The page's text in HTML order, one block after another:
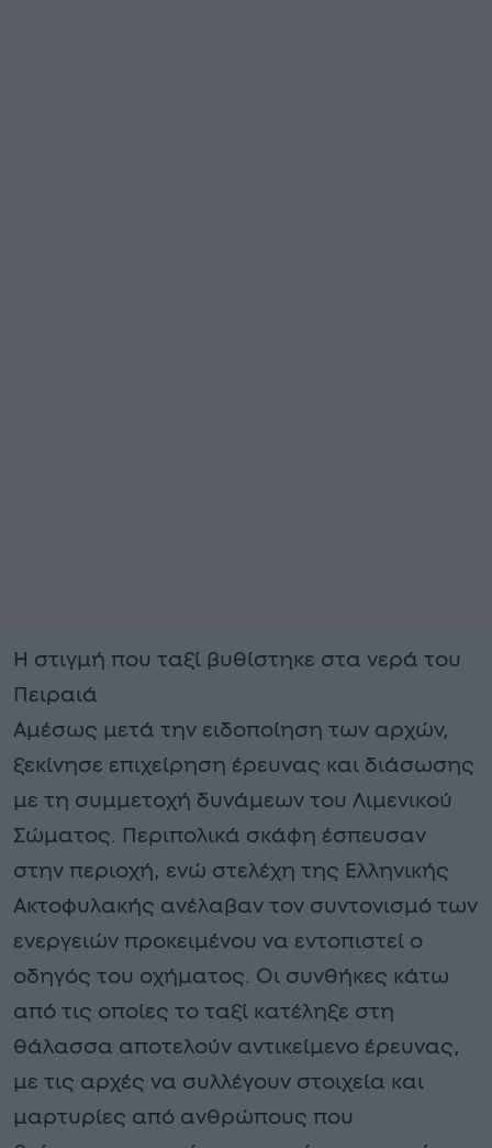
Η στιγμή που ταξί βυθίστηκε στα νερά του
Πειραιά
Αμέσως μετά την ειδοποίηση των αρχών,
ξεκίνησε επιχείρηση έρευνας και διάσωσης
με τη συμμετοχή δυνάμεων του Λιμενικού
Σώματος. Περιπολικά σκάφη έσπευσαν
στην περιοχή, ενώ στελέχη της Ελληνικής
Ακτοφυλακής ανέλαβαν τον συντονισμό των
ενεργειών προκειμένου να εντοπιστεί ο
οδηγός του οχήματος. Οι συνθήκες κάτω
από τις οποίες το ταξί κατέληξε στη
θάλασσα αποτελούν αντικείμενο έρευνας,
με τις αρχές να συλλέγουν στοιχεία και
μαρτυρίες από ανθρώπους που